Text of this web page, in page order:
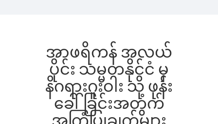
အာဖရိကန် အလယ်
ပိုင်း သမ္မတနိုင်ငံ မှ
နိဂရားဂူးဝါး သို့ ဖုန်း
ခေါ်ခြင်းအတွက်
အကြံပြုချက်များ